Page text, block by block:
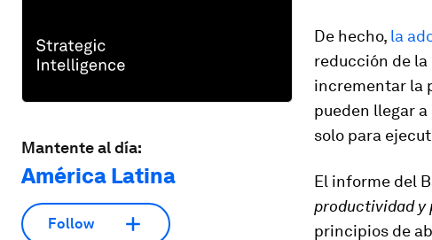
Mantente al día:
América Latina
Follow
De hecho, la
reducción de la
incrementar la
pueden llegar
solo para
El informe del
productividad y
principios de